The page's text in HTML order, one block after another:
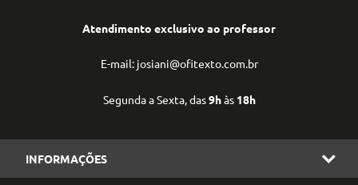
Atendimento exclusivo ao professor
E-mail: josiani@ofitexto.com.br
Segunda a Sexta, das9hàs 18h
INFORMAÇÕES